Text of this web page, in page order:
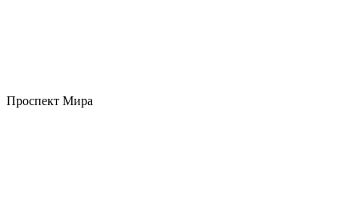
Проспект Мира